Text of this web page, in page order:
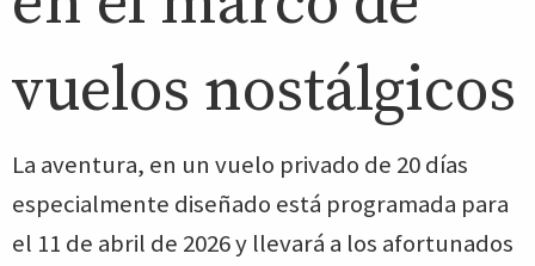
vuelos nostálgicos
La aventura, en un vuelo privado de 20 días
especialmente diseñado está programada para
el 11 de abril de 2026 y llevará a los afortunados